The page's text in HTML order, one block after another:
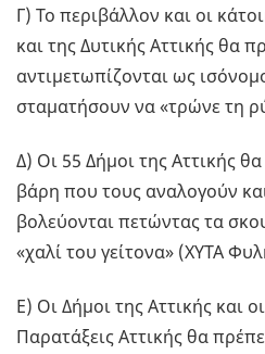
Γ) Το περιβάλλον και οι
και της Δυτικής Αττικής θα
αντιμετωπίζονται ως
σταματήσουν να «τρώνε τη
Δ) Οι 55 Δήμοι της Αττικής
βάρη που τους αναλογούν
βολεύονται πετώντας τα
«χαλί του γείτονα» (ΧΥΤΑ
Ε) Οι Δήμοι της Αττικής και
Παρατάξεις Αττικής θα